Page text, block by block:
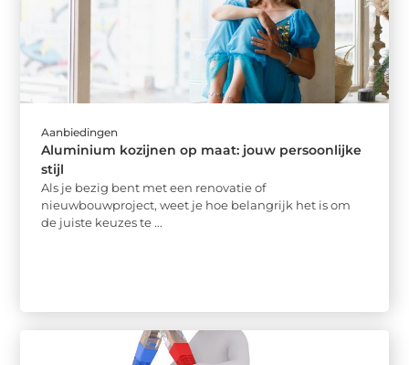
Aanbiedingen
Aluminium kozijnen op maat: jouw persoonlijke
stijl
Als je bezig bent met een renovatie of
nieuwbouwproject, weet je hoe belangrijk het is om
de juiste keuzes te ...